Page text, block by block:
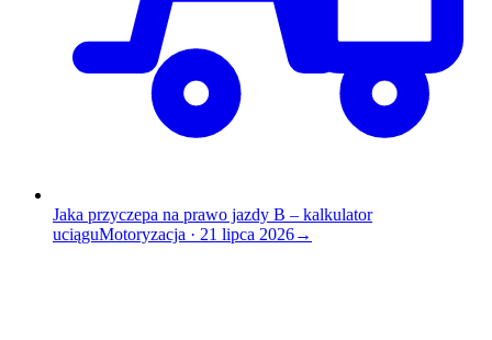
Jaka przyczepa na prawo jazdy B – kalkulator
uciąguMotoryzacja · 21 lipca 2026→